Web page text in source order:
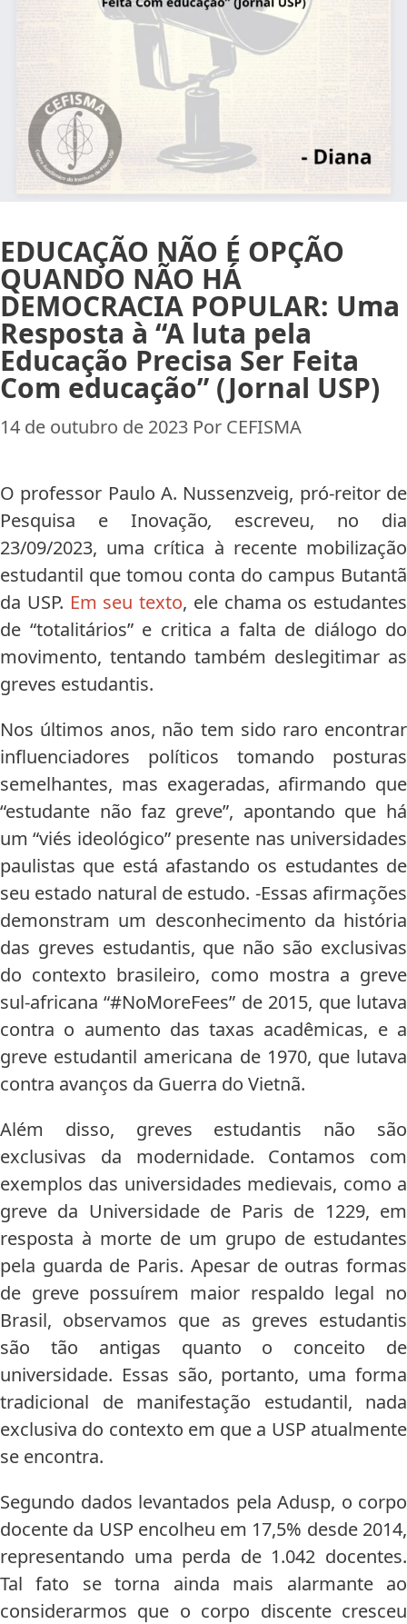
EDUCAÇÃO NÃO É OPÇÃO
QUANDO NÃO HÁ
DEMOCRACIA POPULAR: Uma
Resposta à “A luta pela
Educação Precisa Ser Feita
Com educação” (Jornal USP)
14 de outubro de 2023 Por CEFISMA
O professor Paulo A. Nussenzveig, pró-reitor de
Pesquisa e Inovação, escreveu, no dia
23/09/2023, uma crítica à recente mobilização
estudantil que tomou conta do campus Butantã
da USP. Em seu texto, ele chama os estudantes
de “totalitários” e critica a falta de diálogo do
movimento, tentando também deslegitimar as
greves estudantis.
Nos últimos anos, não tem sido raro encontrar
influenciadores políticos tomando posturas
semelhantes, mas exageradas, afirmando que
“estudante não faz greve”, apontando que há
um “viés ideológico” presente nas universidades
paulistas que está afastando os estudantes de
seu estado natural de estudo. -Essas afirmações
demonstram um desconhecimento da história
das greves estudantis, que não são exclusivas
do contexto brasileiro, como mostra a greve
sul-africana “#NoMoreFees” de 2015, que lutava
contra o aumento das taxas acadêmicas, e a
greve estudantil americana de 1970, que lutava
contra avanços da Guerra do Vietnã.
Além disso, greves estudantis não são
exclusivas da modernidade. Contamos com
exemplos das universidades medievais, como a
greve da Universidade de Paris de 1229, em
resposta à morte de um grupo de estudantes
pela guarda de Paris. Apesar de outras formas
de greve possuírem maior respaldo legal no
Brasil, observamos que as greves estudantis
são tão antigas quanto o conceito de
universidade. Essas são, portanto, uma forma
tradicional de manifestação estudantil, nada
exclusiva do contexto em que a USP atualmente
se encontra.
Segundo dados levantados pela Adusp, o corpo
docente da USP encolheu em 17,5% desde 2014,
representando uma perda de 1.042 docentes.
Tal fato se torna ainda mais alarmante ao
considerarmos que o corpo discente cresceu